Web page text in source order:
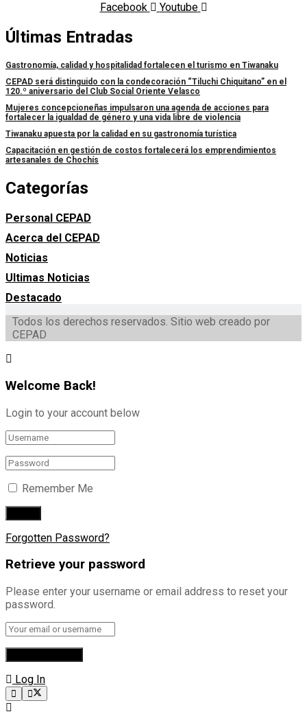
Facebook Youtube
Últimas Entradas
Gastronomía, calidad y hospitalidad fortalecen el turismo en Tiwanaku
CEPAD será distinguido con la condecoración “Tiluchi Chiquitano” en el
120.º aniversario del Club Social Oriente Velasco
Mujeres concepcioneñas impulsaron una agenda de acciones para
fortalecer la igualdad de género y una vida libre de violencia
Tiwanaku apuesta por la calidad en su gastronomía turística
Capacitación en gestión de costos fortalecerá los emprendimientos
artesanales de Chochís
Categorías
Personal CEPAD
Acerca del CEPAD
Noticias
Ultimas Noticias
Destacado
Todos los derechos reservados. Sitio web creado por
CEPAD
Welcome Back!
Login to your account below
Remember Me
Forgotten Password?
Retrieve your password
Please enter your username or email address to reset your
password.
Log In